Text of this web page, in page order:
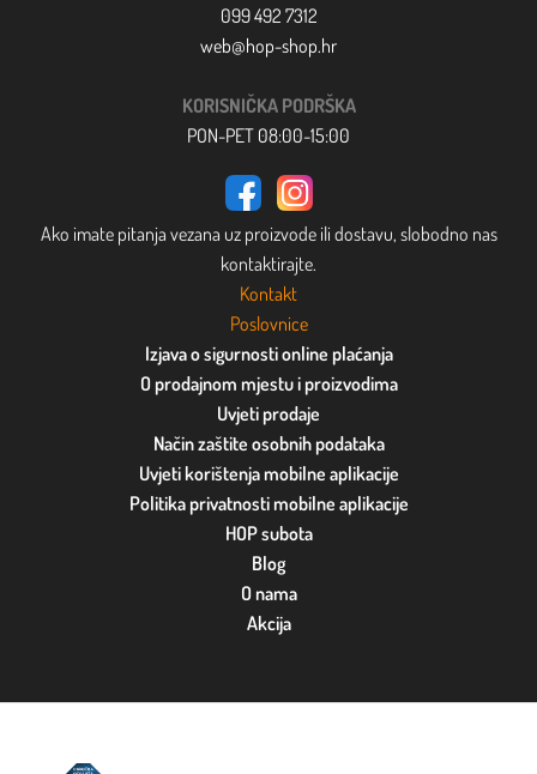
099 492 7312
web@hop-shop.hr
KORISNIČKA PODRŠKA
PON-PET 08:00-15:00
Ako imate pitanja vezana uz proizvode ili dostavu, slobodno nas
kontaktirajte.
Kontakt
Poslovnice
Izjava o sigurnosti online plaćanja
O prodajnom mjestu i proizvodima
Uvjeti prodaje
Način zaštite osobnih podataka
Uvjeti korištenja mobilne aplikacije
Politika privatnosti mobilne aplikacije
HOP subota
Blog
O nama
Akcija